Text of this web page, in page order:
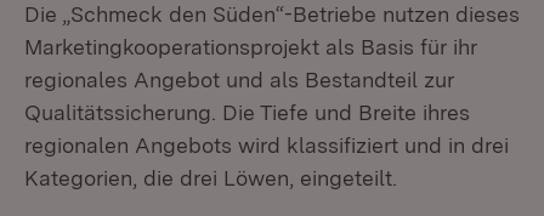
Die „Schmeck den Süden“-Betriebe nutzen dieses
Marketingkooperationsprojekt als Basis für ihr
regionales Angebot und als Bestandteil zur
Qualitätssicherung. Die Tiefe und Breite ihres
regionalen Angebots wird klassifiziert und in drei
Kategorien, die drei Löwen, eingeteilt.